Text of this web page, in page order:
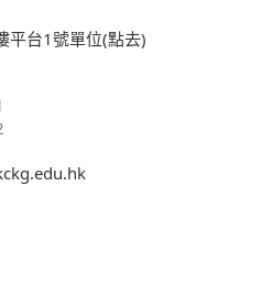
平台1號單位(點去)